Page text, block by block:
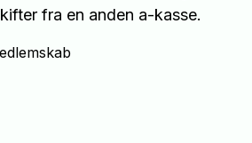
fra en anden a-kasse.